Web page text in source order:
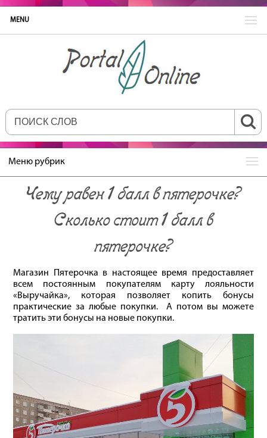
MENU
Меню рубрик
Чему равен 1 балл в пятерочке?
Сколько стоит 1 балл в
пятерочке?
Магазин Пятерочка в настоящее время предоставляет
всем постоянным покупателям карту лояльности
«Выручайка», которая позволяет копить бонусы
практические за любые покупки. А потом вы можете
тратить эти бонусы на новые покупки.